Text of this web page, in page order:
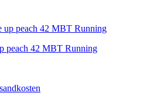
peach 42 MBT Running